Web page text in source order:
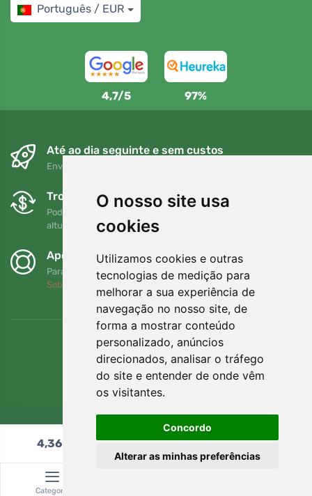
O nosso site usa
cookies
Utilizamos cookies e outras
tecnologias de medição para
melhorar a sua experiência de
navegação no nosso site, de
forma a mostrar conteúdo
personalizado, anúncios
direcionados, analisar o tráfego
do site e entender de onde vêm
os visitantes.
Concordo
Alterar as minhas preferências
Português / EUR
4,7/5 97%
Até ao dia seguinte e sem custos
Envio gratuito para encomendas superiores a 80 EUR
Trocas e devoluções gratuitas
Pode devolver ou trocar a sua encomenda em qualquer
altura no prazo de 90 dias
Apoiamos a Trees.org
Para cada encomenda plantamos uma árvore! Leia mais
Sobre nós
4,36€ Adicionar ao carrinho
Categoria